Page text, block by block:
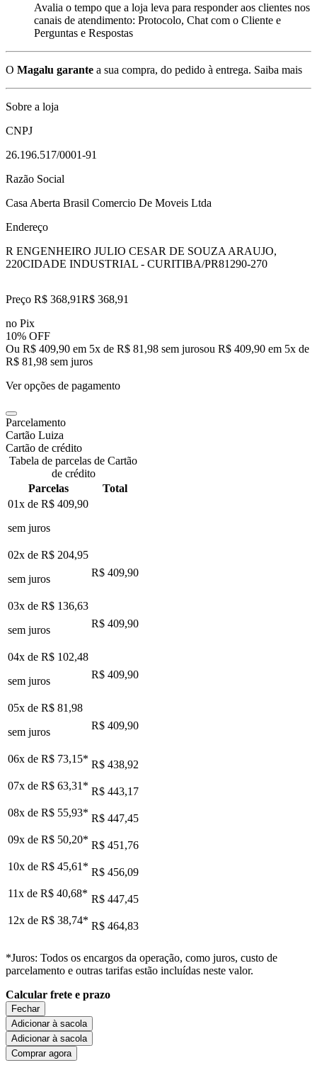
Avalia o tempo que a loja leva para responder aos clientes nos
canais de atendimento: Protocolo, Chat com o Cliente e
Perguntas e Respostas
O Magalu garante a sua compra, do pedido à entrega. Saiba mais
Sobre a loja
CNPJ
26.196.517/0001-91
Razão Social
Casa Aberta Brasil Comercio De Moveis Ltda
Endereço
R ENGENHEIRO JULIO CESAR DE SOUZA ARAUJO,
220CIDADE INDUSTRIAL - CURITIBA/PR81290-270
Preço R$ 368,91R$ 368,91
no Pix
10% OFF
Ou R$ 409,90 em 5x de R$ 81,98 sem jurosou R$ 409,90 em 5x de
R$ 81,98 sem juros
Ver opções de pagamento
Parcelamento
Cartão Luiza
Cartão de crédito
Tabela de parcelas de Cartão
de crédito
Parcelas
Total
01x de R$ 409,90
sem juros
02x de R$ 204,95
sem juros
R$ 409,90
03x de R$ 136,63
sem juros
R$ 409,90
04x de R$ 102,48
sem juros
R$ 409,90
05x de R$ 81,98
sem juros
R$ 409,90
06x de R$ 73,15* R$ 438,92
07x de R$ 63,31 * R$ 443,17
08x de R$ 55,93* R$ 447,45
09x de R$ 50,20* R$ 451,76
10x de R$ 45,61 * R$ 456,09
11x de R$ 40,68* R$ 447,45
12x de R$ 38,74* R$ 464,83
*Juros: Todos os encargos da operação, como juros, custo de
parcelamento e outras tarifas estão incluídas neste valor.
Calcular frete e prazo
Fechar
Adicionar à sacola
Adicionar à sacola
Comprar agora